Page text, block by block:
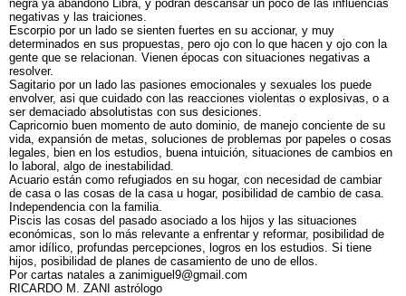
negra ya abandonó Libra, y podrán descansar un poco de las influencias
negativas y las traiciones.
Escorpio por un lado se sienten fuertes en su accionar, y muy
determinados en sus propuestas, pero ojo con lo que hacen y ojo con la
gente que se relacionan. Vienen épocas con situaciones negativas a
resolver.
Sagitario por un lado las pasiones emocionales y sexuales los puede
envolver, asi que cuidado con las reacciones violentas o explosivas, o a
ser demaciado absolutistas con sus desiciones.
Capricornio buen momento de auto dominio, de manejo conciente de su
vida, expansión de metas, soluciones de problemas por papeles o cosas
legales, bien en los estudios, buena intuición, situaciones de cambios en
lo laboral, algo de inestabilidad.
Acuario están como refugiados en su hogar, con necesidad de cambiar
de casa o las cosas de la casa u hogar, posibilidad de cambio de casa.
Independencia con la familia.
Piscis las cosas del pasado asociado a los hijos y las situaciones
económicas, son lo más relevante a enfrentar y reformar, posibilidad de
amor idílico, profundas percepciones, logros en los estudios. Si tiene
hijos, posibilidad de planes de casamiento de uno de ellos.
Por cartas natales a zanimiguel9@gmail.com
RICARDO M. ZANI astrólogo